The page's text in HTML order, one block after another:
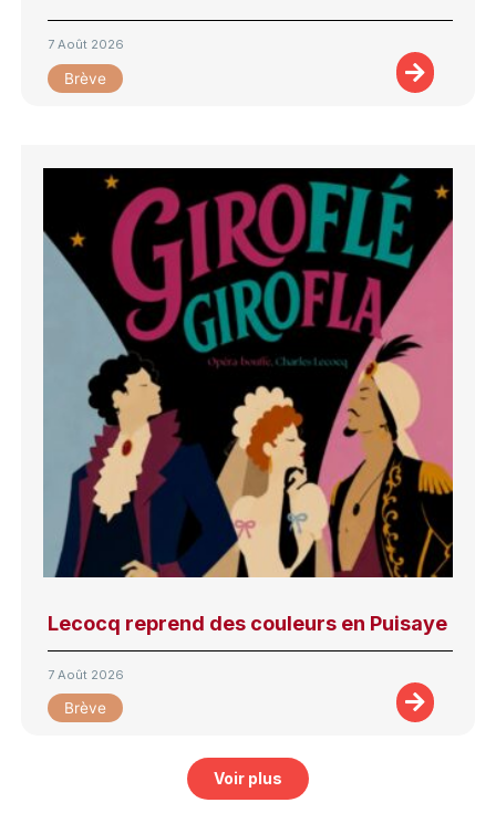
7 Août 2026
Brève
Lecocq reprend des couleurs en Puisaye
7 Août 2026
Brève
Voir plus